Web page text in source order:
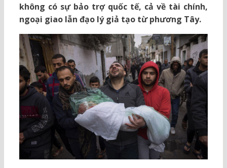
không có sự bảo trợ quốc tế, cả về tài chính,
ngoại giao lẫn đạo lý giả tạo từ phương Tây.